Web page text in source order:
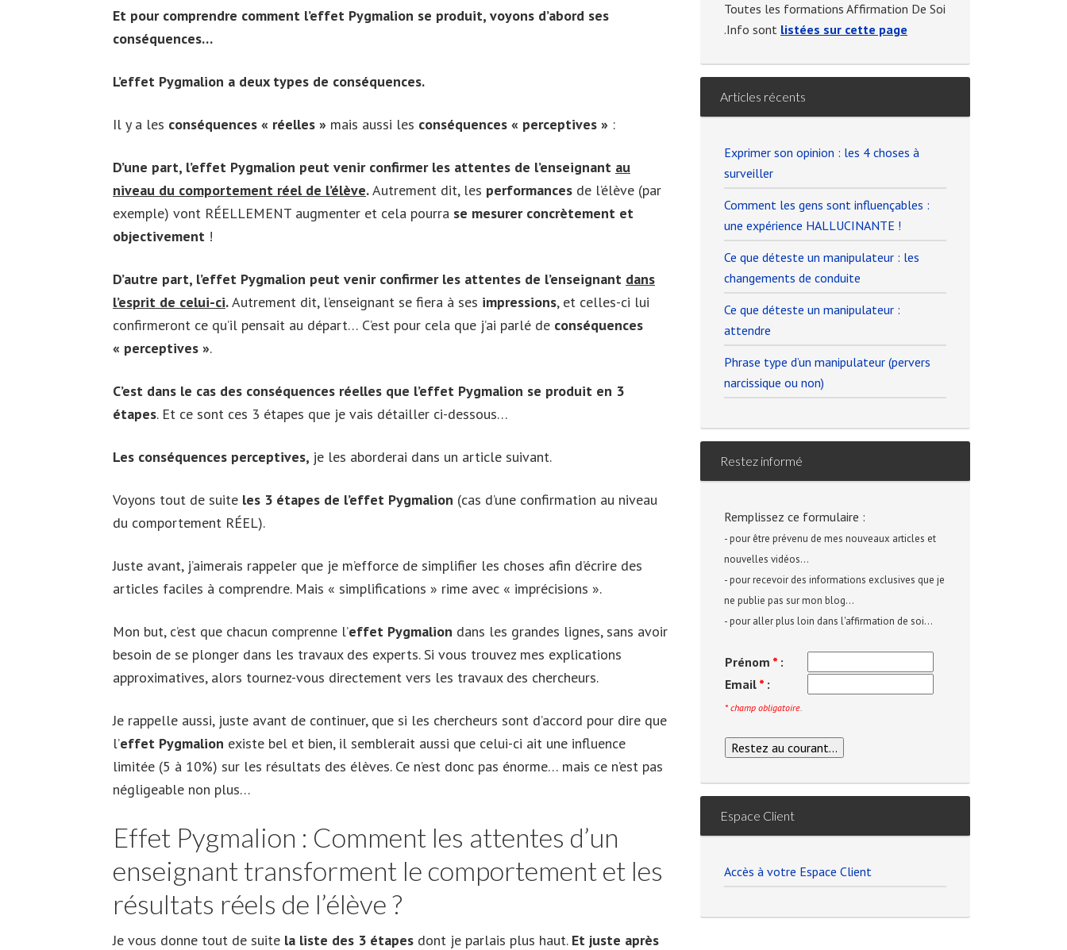
Et pour comprendre comment l’effet Pygmalion se produit, voyons d’abord ses
conséquences…
L’effet Pygmalion a deux types de conséquences.
Il y a les conséquences « réelles » mais aussi les conséquences « perceptives » :
D’une part, l’effet Pygmalion peut venir confirmer les attentes de l’enseignant au
niveau du comportement réel de l’élève.Autrement dit, les performances de l’élève (par
exemple) vont RÉELLEMENT augmenter et cela pourra se mesurer concrètement et
objectivement !
D’autre part, l’effet Pygmalion peut venir confirmer les attentes de l’enseignant dans
l’esprit de celui-ci.Autrement dit, l’enseignant se fiera à ses impressions, et celles-ci lui
confirmeront ce qu’il pensait au départ… C’est pour cela que j’ai parlé de conséquences
« perceptives ».
C’est dans le cas des conséquences réelles que l’effet Pygmalion se produit en 3
étapes. Et ce sont ces 3 étapes que je vais détailler ci-dessous…
Les conséquences perceptives, je les aborderai dans un article suivant.
Voyons tout de suite les 3 étapes de l’effet Pygmalion (cas d’une confirmation au niveau
du comportement RÉEL).
Juste avant, j’aimerais rappeler que je m’efforce de simplifier les choses afin d’écrire des
articles faciles à comprendre. Mais « simplifications » rime avec « imprécisions ».
Mon but, c’est que chacun comprenne l’effet Pygmalion dans les grandes lignes, sans avoir
besoin de se plonger dans les travaux des experts. Si vous trouvez mes explications
approximatives, alors tournez-vous directement vers les travaux des chercheurs.
Je rappelle aussi, juste avant de continuer, que si les chercheurs sont d’accord pour dire que
l’effet Pygmalion existe bel et bien, il semblerait aussi que celui-ci ait une influence
limitée (5 à 10%) sur les résultats des élèves. Ce n’est donc pas énorme… mais ce n’est pas
négligeable non plus…
Effet Pygmalion : Comment les attentes d’un
enseignant transforment le comportement et les
résultats réels de l’élève ?
Je vous donne tout de suite la liste des 3 étapes dont je parlais plus haut. Et juste après
Toutes les formations Affirmation De Soi
.Info sont listées sur cette page
Articles récents
Exprimer son opinion : les 4 choses à
surveiller
Comment les gens sont influençables :
une expérience HALLUCINANTE !
Ce que déteste un manipulateur : les
changements de conduite
Ce que déteste un manipulateur :
attendre
Phrase type d’un manipulateur (pervers
narcissique ou non)
Restez informé
Remplissez ce formulaire :
- pour être prévenu de mes nouveaux articles et
nouvelles vidéos...
- pour recevoir des informations exclusives que je
ne publie pas sur mon blog...
- pour aller plus loin dans l'affirmation de soi...
Prénom * :
Email * :
* champ obligatoire.
Espace Client
Accès à votre Espace Client